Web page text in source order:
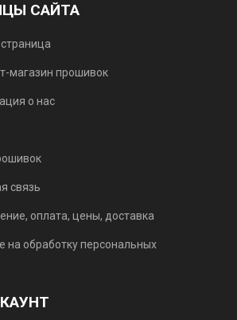
САЙТА
магазин прошивок
о нас
связь
оплата, цены, доставка
на обработку персональных